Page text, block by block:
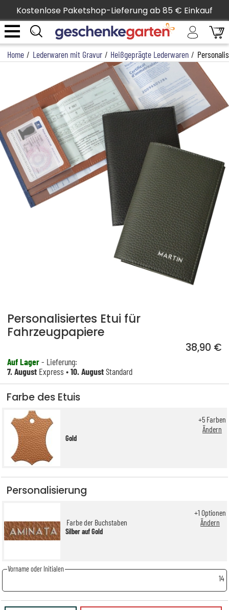
Kostenlose Paketshop-Lieferung ab 85 € Einkauf
Home / Lederwaren mit Gravur / Heißgeprägte Lederwaren /
Personalisiertes Etui für
Fahrzeugpapiere
38,90 €
Auf Lager- Lieferung:
7. August Express •10. AugustStandard
Farbe des Etuis
Gold
+5 Farben
Ändern
Personalisierung
Farbe der Buchstaben
Silber auf Gold
+1Optionen
Ändern
Vorname oder Initialen
14